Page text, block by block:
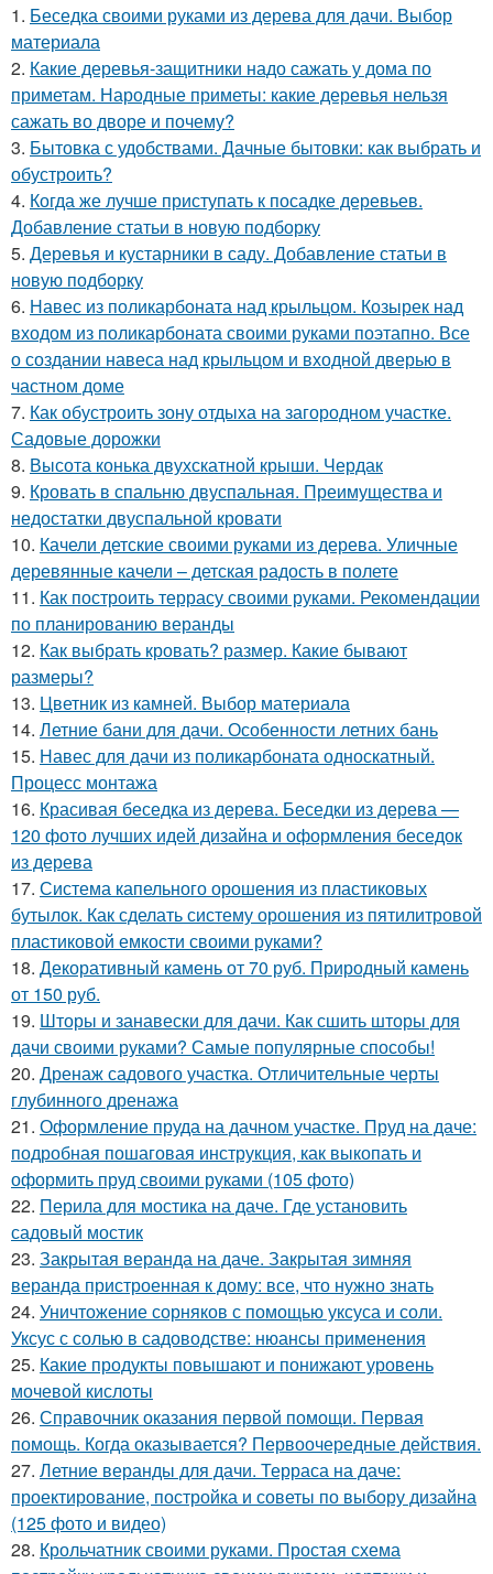
1. Беседка своими руками из дерева для дачи. Выбор
материала
2. Какие деревья-защитники надо сажать у дома по
приметам. Народные приметы: какие деревья нельзя
сажать во дворе и почему?
3. Бытовка с удобствами. Дачные бытовки: как выбрать и
обустроить?
4. Когда же лучше приступать к посадке деревьев.
Добавление статьи в новую подборку
5. Деревья и кустарники в саду. Добавление статьи в
новую подборку
6. Навес из поликарбоната над крыльцом. Козырек над
входом из поликарбоната своими руками поэтапно. Все
о создании навеса над крыльцом и входной дверью в
частном доме
7. Как обустроить зону отдыха на загородном участке.
Садовые дорожки
8. Высота конька двухскатной крыши. Чердак
9. Кровать в спальню двуспальная. Преимущества и
недостатки двуспальной кровати
10. Качели детские своими руками из дерева. Уличные
деревянные качели – детская радость в полете
11. Как построить террасу своими руками. Рекомендации
по планированию веранды
12. Как выбрать кровать? размер. Какие бывают
размеры?
13. Цветник из камней. Выбор материала
14. Летние бани для дачи. Особенности летних бань
15. Навес для дачи из поликарбоната односкатный.
Процесс монтажа
16. Красивая беседка из дерева. Беседки из дерева —
120 фото лучших идей дизайна и оформления беседок
из дерева
17. Система капельного орошения из пластиковых
бутылок. Как сделать систему орошения из пятилитровой
пластиковой емкости своими руками?
18. Декоративный камень от 70 руб. Природный камень
от 150 руб.
19. Шторы и занавески для дачи. Как сшить шторы для
дачи своими руками? Самые популярные способы!
20. Дренаж садового участка. Отличительные черты
глубинного дренажа
21. Оформление пруда на дачном участке. Пруд на даче:
подробная пошаговая инструкция, как выкопать и
оформить пруд своими руками (105 фото)
22. Перила для мостика на даче. Где установить
садовый мостик
23. Закрытая веранда на даче. Закрытая зимняя
веранда пристроенная к дому: все, что нужно знать
24. Уничтожение сорняков с помощью уксуса и соли.
Уксус с солью в садоводстве: нюансы применения
25. Какие продукты повышают и понижают уровень
мочевой кислоты
26. Справочник оказания первой помощи. Первая
помощь. Когда оказывается? Первоочередные действия.
27. Летние веранды для дачи. Терраса на даче:
проектирование, постройка и советы по выбору дизайна
(125 фото и видео)
28. Крольчатник своими руками. Простая схема